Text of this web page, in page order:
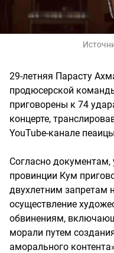
29-летняя Парасту
продюсерской
приговорены к 74
концерте,
YouTube-канале
Согласно документам,
провинции Кум
двухлетним запретам
осуществление
обвинениям,
морали путем
аморального